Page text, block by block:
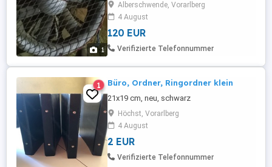
1
Alberschwende, Vorarlberg
4 August
120 EUR
Verifizierte Telefonnummer
1 Büro, Ordner, Ringordner klein
21x19 cm, neu, schwarz
Höchst, Vorarlberg
4 August
2 EUR
Verifizierte Telefonnummer